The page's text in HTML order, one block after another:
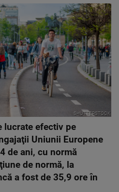
SHUTTERSTOCK
lucrate efectiv pe
Uniunii Europene
de ani, cu normă
de normă, la
a fost de 35,9 ore în